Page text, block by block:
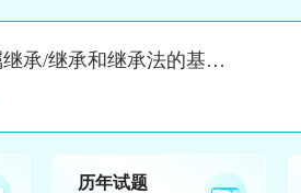
知识点：亲属制度/遗嘱继承/继承和继承法的基本理论
历年试题